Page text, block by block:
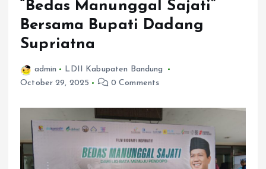
“Bedas Manunggal Sajati”
Bersama Bupati Dadang
Supriatna
admin
LDII Kabupaten Bandung
October 29, 2025
0 Comments